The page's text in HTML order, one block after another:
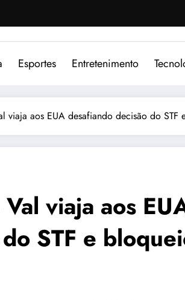
Esportes Entretenimento
viaja aos EUA desafiando decisão do STF
viaja aos
STF e